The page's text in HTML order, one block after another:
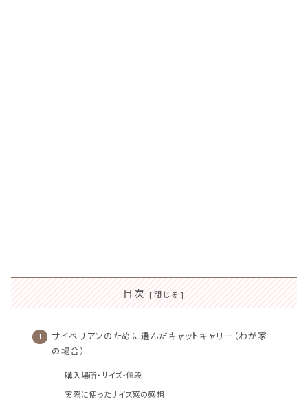
目次
サイベリアンのために選んだキャットキャリー（わが家
の場合）
購入場所・サイズ・値段
実際に使ったサイズ感の感想